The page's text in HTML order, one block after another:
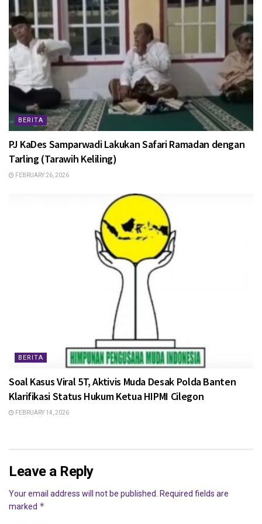
BERITA
PJ KaDes Samparwadi Lakukan Safari Ramadan dengan
Tarling (Tarawih Keliling)
FEBRUARY 26, 2026
BERITA
Soal Kasus Viral 5T, Aktivis Muda Desak Polda Banten
Klarifikasi Status Hukum Ketua HIPMI Cilegon
FEBRUARY 14, 2026
Leave a Reply
Your email address will not be published. Required fields are
marked *